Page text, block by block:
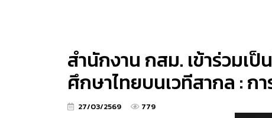
สำนักงาน กสม. เข้าร่วมเ
ศึกษาไทยบนเวทีสากล : ก
27/03/2569 779